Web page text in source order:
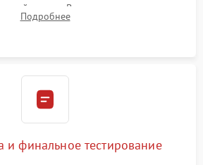
смазки. Вакуумирование корпуса
осушенным азотом или аргоном для
Подробнее
и финальное тестирование